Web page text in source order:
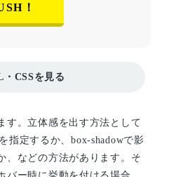
！
CSSを見る
す。立体感を出す方法として
指定するか、box-shadowで影
、などの方法があります。そ